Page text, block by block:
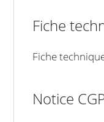
Fiche
Fiche
Notice